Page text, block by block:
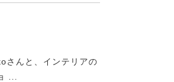
さんと、インテリアの
...